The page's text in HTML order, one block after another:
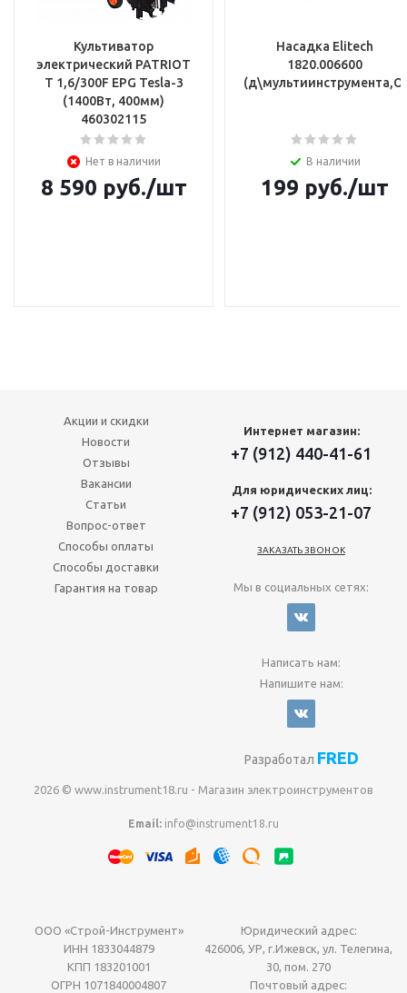
Культиватор
электрический PATRIOT
T 1,6/300F EPG Tesla-3
(1400Вт, 400мм)
460302115
Нет в наличии
8 590 руб./шт
Насадка Elitech
1820.006600
В наличии
199 руб./шт
Акции и скидки
Новости
Отзывы
Вакансии
Статьи
Вопрос-ответ
Способы оплаты
Способы доставки
Гарантия на товар
Интернет магазин:
+7 (912) 440-41-61
Для юридических лиц:
+7 (912) 053-21-07
ЗАКАЗАТЬ ЗВОНОК
Мы в социальных сетях:
Написать нам:
Напишите нам:
Разработал FRED
2026 © www.instrument18.ru - Магазин электроинструментов
Email: info@instrument18.ru
ООО «Строй-Инструмент»
ИНН 1833044879
КПП 183201001
ОГРН 1071840004807
Юридический адрес:
426006, УР, г.Ижевск, ул. Телегина,
30, пом. 270
Почтовый адрес: